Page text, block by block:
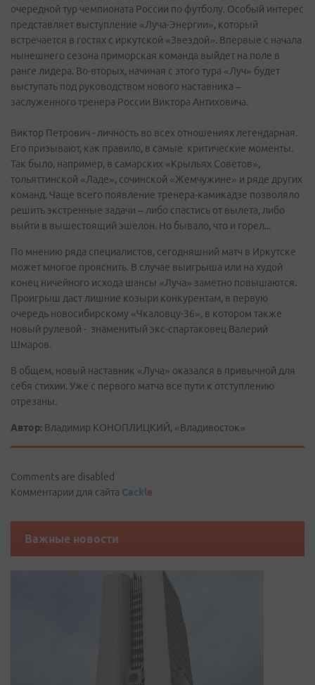
очередной тур чемпионата России по футболу. Особый интерес
представляет выступление «Луча-Энергии», который
встречается в гостях с иркутской «Звездой». Впервые с начала
нынешнего сезона приморская команда выйдет на поле в
ранге лидера. Во-вторых, начиная с этого тура «Луч» будет
выступать под руководством нового наставника –
заслуженного тренера России Виктора Антиховича.
Виктор Петрович - личность во всех отношениях легендарная.
Его призывают, как правило, в самые критические моменты.
Так было, например, в самарских «Крыльях Советов»,
тольяттинской «Ладе», сочинской «Жемчужине» и ряде других
команд. Чаще всего появление тренера-камикадзе позволяло
решить экстренные задачи – либо спастись от вылета, либо
выйти в вышестоящий эшелон. Но бывало, что и горел...
По мнению ряда специалистов, сегодняшний матч в Иркутске
может многое прояснить. В случае выигрыша или на худой
конец ничейного исхода шансы «Луча» заметно повышаются.
Проигрыш даст лишние козыри конкурентам, в первую
очередь новосибирскому «Чкаловцу-36», в котором также
новый рулевой - знаменитый экс-спартаковец Валерий
Шмаров.
В общем, новый наставник «Луча» оказался в привычной для
себя стихии. Уже с первого матча все пути к отступлению
отрезаны.
Автор: Владимир КОНОПЛИЦКИЙ, «Владивосток»
Comments are disabled
Комментарии для сайта Cackle
Важные новости